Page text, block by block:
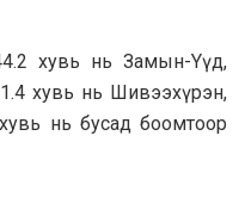
хувь нь Замын-Yүд,
хувь нь Шивээхүрэн,
нь бусад боомтоор